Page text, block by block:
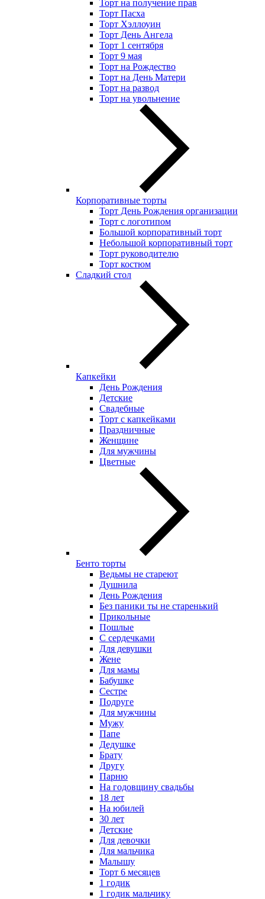
Торт на получение прав
Торт Пасха
Торт Хэллоуин
Торт День Ангела
Торт 1 сентября
Торт 9 мая
Торт на Рождество
Торт на День Матери
Торт на развод
Торт на увольнение
Корпоративные торты
Торт День Рождения организации
Торт с логотипом
Большой корпоративный торт
Небольшой корпоративный торт
Торт руководителю
Торт костюм
Сладкий стол
Капкейки
День Рождения
Детские
Свадебные
Торт с капкейками
Праздничные
Женщине
Для мужчины
Цветные
Бенто торты
Ведьмы не стареют
Душнила
День Рождения
Без паники ты не старенький
Прикольные
Пошлые
С сердечками
Для девушки
Жене
Для мамы
Бабушке
Сестре
Подруге
Для мужчины
Мужу
Папе
Дедушке
Брату
Другу
Парню
На годовщину свадьбы
18 лет
На юбилей
30 лет
Детские
Для девочки
Для мальчика
Малышу
Торт 6 месяцев
1 годик
1 годик мальчику